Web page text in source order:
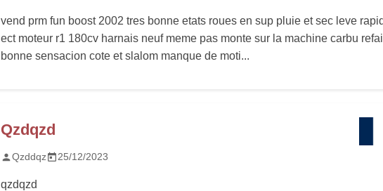
vend prm fun boost 2002 tres bonne etats roues en sup pluie et sec leve
ect moteur r1 180cv harnais neuf meme pas monte sur la machine carbu
bonne sensacion cote et slalom manque de moti...
Qzdqzd
Qzddqz 25/12/2023
qzdqzd